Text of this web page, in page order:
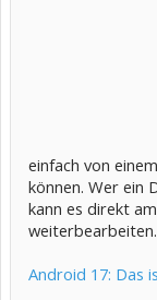
einfach von
können. Wer ein
kann es direkt
Android 17: Das